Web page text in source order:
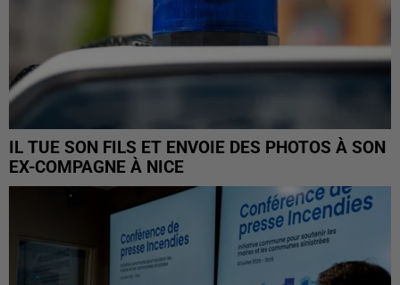
IL TUE SON FILS ET ENVOIE DES PHOTOS À SON
EX-COMPAGNE À NICE